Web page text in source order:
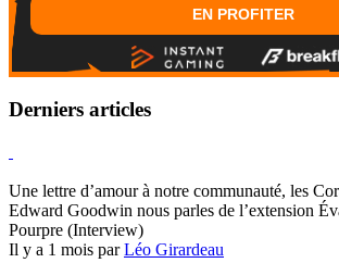
EN PROFITER
Derniers articles
Une lettre d’amour à notre communauté, les
Edward Goodwin nous parles de l’extension
Pourpre (Interview)
Il y a 1 mois parLéo Girardeau